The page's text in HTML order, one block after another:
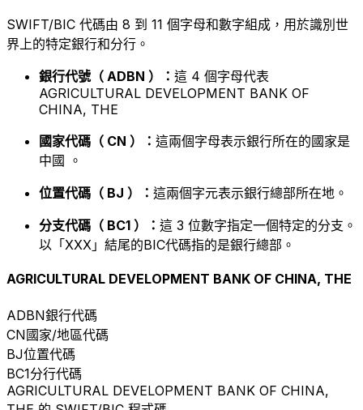
SWIFT/BIC 代碼由 8 到 11 個字母和數字組成，用於識別世
界上的特定銀行和分行。
銀行代號（ ADBN ）： 這 4 個字母代表
AGRICULTURAL DEVELOPMENT BANK OF
CHINA, THE
國家代碼（ CN ）： 這兩個字母表示銀行所在的國家是
中國 。
位置代碼（ BJ ）： 這兩個字元表示銀行總部所在地。
分支代碼（ BC1 ）： 這 3 位數字指定一個特定的分支。
以「XXX」結尾的BIC代碼指的是銀行總部。
AGRICULTURAL DEVELOPMENT BANK OF CHINA, THE
ADBN銀行代碼
CN國家/地區代碼
BJ位置代碼
BC1分行代碼
AGRICULTURAL DEVELOPMENT BANK OF CHINA,